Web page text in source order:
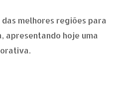
das melhores regiões para
apresentando hoje uma